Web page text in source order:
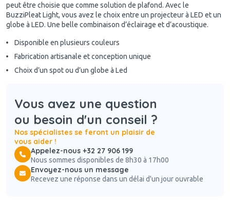
peut être choisie que comme solution de plafond. Avec le
BuzziPleat Light, vous avez le choix entre un projecteur à LED et un
globe à LED. Une belle combinaison d’éclairage et d’acoustique.
Disponible en plusieurs couleurs
Fabrication artisanale et conception unique
Choix d’un spot ou d’un globe à Led
Vous avez une question
ou besoin d'un conseil ?
Nos spécialistes se feront un plaisir de
vous aider !
Appelez-nous +32 27 906 199
Nous sommes disponibles de 8h30 à 17h00
Envoyez-nous un message
Recevez une réponse dans un délai d'un jour ouvrable